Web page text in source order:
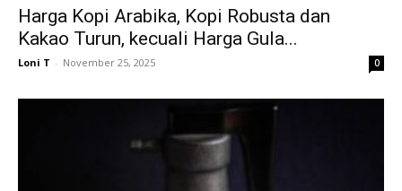
Harga Kopi Arabika, Kopi Robusta dan
Kakao Turun, kecuali Harga Gula...
Loni T - November 25, 2025 0